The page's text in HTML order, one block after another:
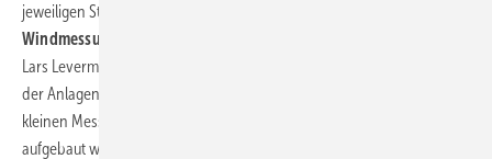
jeweiligen Standort sind.
Windmessungen werden schwieriger, je höher die Anlagen sind?
Lars Levermann: Ja, Windmessungen werden mit zunehmender Höhe
der Anlagen schwieriger. Früher wurden Windmessungen mit relativ
kleinen Messmasten durchgeführt, die leicht genehmigt und
aufgebaut werden konnten. Mit zunehmender Höhe der Anlagen